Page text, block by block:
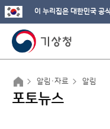
이 누리집은 대한민국 공
알림·자료 알림
포토뉴스